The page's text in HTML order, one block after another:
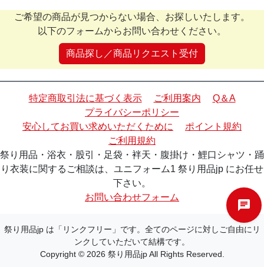
ご希望の商品が見つからない場合、お探しいたします。
以下のフォームからお問い合わせください。
商品探し／商品リクエスト受付
特定商取引法に基づく表示 ご利用案内
Q＆A
プライバシーポリシー
安心してお買い求めいただくために
ポイント規約
ご利用規約
祭り用品・浴衣・股引・足袋・袢天・腹掛け・鯉口シャツ・踊
り衣装に関するご相談は、ユニフォーム1 祭り用品jp にお任せ
下さい。
お問い合わせフォーム
祭り用品jp は「リンクフリー」です。全てのページに対しご自由にリ
ンクしていただいて結構です。
Copyright © 2026 祭り用品jp All Rights Reserved.